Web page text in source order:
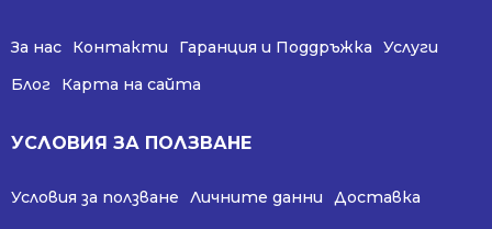
За нас Контакти Гаранция и Поддръжка
Услуги
Блог
Карта на сайта
УСЛОВИЯ ЗА ПОЛЗВАНЕ
Условия за ползване Личните данни
Доставка